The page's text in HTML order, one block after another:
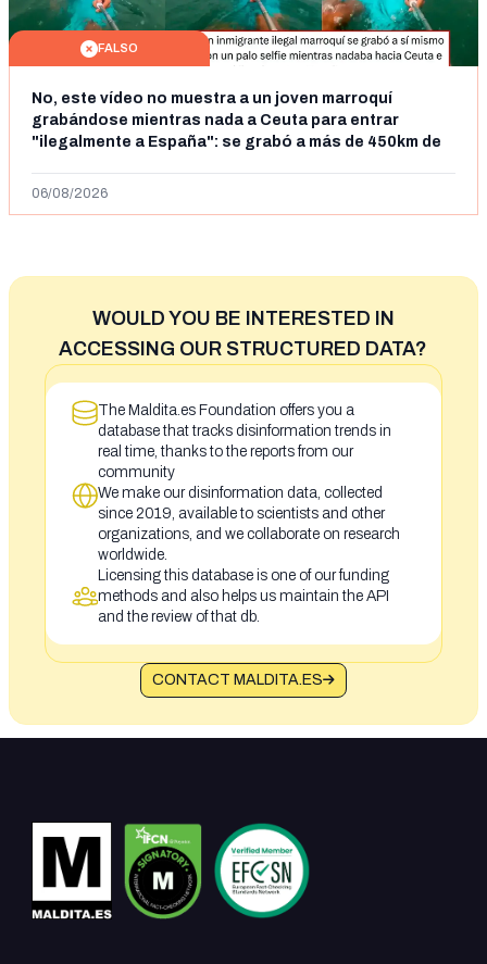
FALSO
No, este vídeo no muestra a un joven marroquí
grabándose mientras nada a Ceuta para entrar
"ilegalmente a España": se grabó a más de 450km de
06/08/2026
WOULD YOU BE INTERESTED IN
ACCESSING OUR STRUCTURED DATA?
The Maldita.es Foundation offers you a
database that tracks disinformation trends in
real time, thanks to the reports from our
community
We make our disinformation data, collected
since 2019, available to scientists and other
organizations, and we collaborate on research
worldwide.
Licensing this database is one of our funding
methods and also helps us maintain the API
and the review of that db.
CONTACT MALDITA.ES